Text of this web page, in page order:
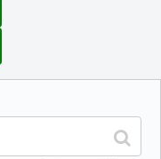
しばらくして「何